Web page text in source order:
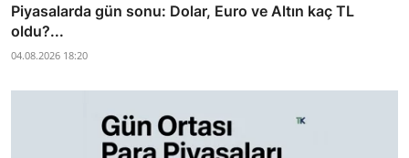
Piyasalarda gün sonu: Dolar, Euro ve Altın kaç TL
oldu?...
04.08.2026 18:20